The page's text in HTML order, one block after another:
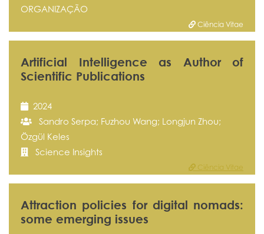
ORGANIZAÇÃO
Ciência Vitae
Artificial Intelligence as Author of
Scientific Publications
2024
Sandro Serpa; Fuzhou Wang; Longjun Zhou;
Özgül Keles
Science Insights
Ciência Vitae
Attraction policies for digital nomads:
some emerging issues